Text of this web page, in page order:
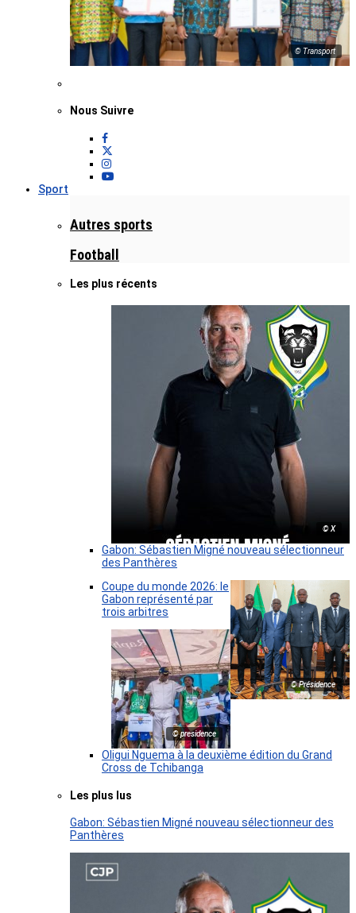
© Transport
Nous Suivre
Sport
Autres sports
Football
Les plus récents
© X
Gabon: Sébastien Migné nouveau sélectionneur
des Panthères
© Présidence
Coupe du monde 2026: le
Gabon représenté par
trois arbitres
© presidence
Oligui Nguema à la deuxième édition du Grand
Cross de Tchibanga
Les plus lus
Gabon: Sébastien Migné nouveau sélectionneur des
Panthères